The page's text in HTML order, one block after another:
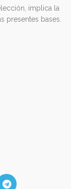
implica la
presentes bases.